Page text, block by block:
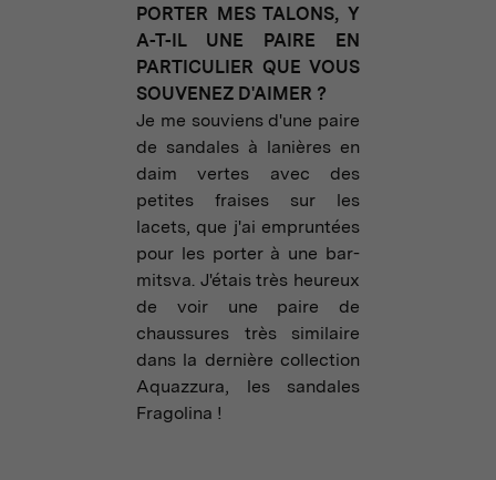
PORTER MES TALONS, Y
A-T-IL UNE PAIRE EN
PARTICULIER QUE VOUS
SOUVENEZ D'AIMER ?
Je me souviens d'une paire
de sandales à lanières en
daim vertes avec des
petites fraises sur les
lacets, que j'ai empruntées
pour les porter à une bar-
mitsva. J'étais très heureux
de voir une paire de
chaussures très similaire
dans la dernière collection
Aquazzura, les sandales
Fragolina !